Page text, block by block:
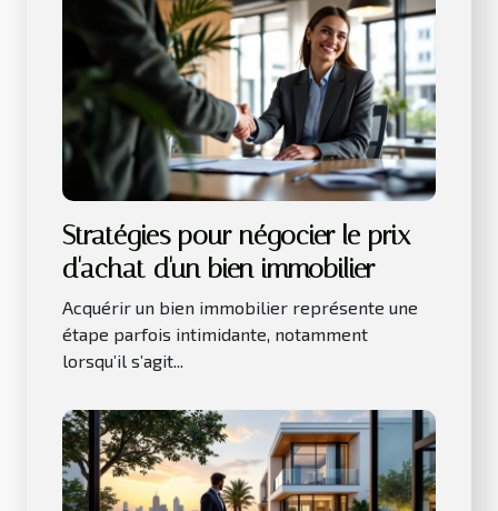
Stratégies pour négocier le prix
d'achat d'un bien immobilier
Acquérir un bien immobilier représente une
étape parfois intimidante, notamment
lorsqu’il s’agit...